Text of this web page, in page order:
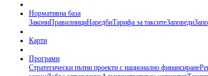
Нормативна база
ЗакониПравилнициНаредбиТарифа за такситеЗаповеди
Карти
Програми
Стратегически пътни проекти с национално финансиране